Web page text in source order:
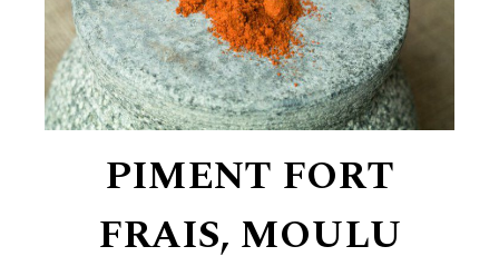
PIMENT FORT
FRAIS, MOULU